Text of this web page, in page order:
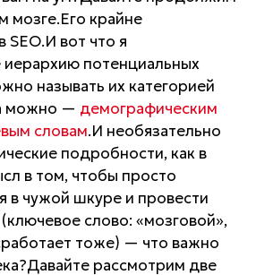
мозге.Его крайне
вот что я
потенциальных
называть их категорией
можно — демографическим
словам.И необязательно
подробности, как в
в том, чтобы просто
в чужой шкуре и провести
слово: «мозговой»,
тоже) — что важно
рассмотрим две